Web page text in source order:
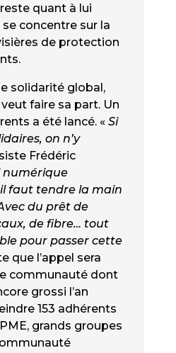
quant à lui
concentre sur la
de protection
solidarité global,
faire sa part. Un
a été lancé. « Si
on n’y
Frédéric
numérique
il faut tendre la main
du prêt de
de fibre… tout
pour passer cette
que l’appel sera
communauté dont
grossi l’an
153 adhérents
grands groupes